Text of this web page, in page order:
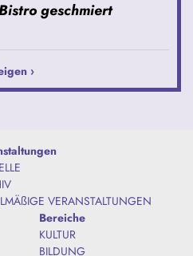
geschmiert
›
VERANSTALTUNGEN
Bereiche
KULTUR
BILDUNG